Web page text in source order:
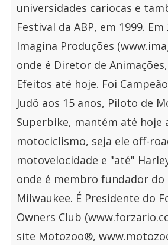
universidades cariocas e
Festival da ABP, em 1999.
Imagina Produções
onde é Diretor de
Efeitos até hoje. Foi
Judô aos 15 anos, Piloto de
Superbike, mantém até hoje
motociclismo, seja ele off-
motovelocidade e "até"
onde é membro fundador do
Milwaukee. É Presidente do
Owners Club
site Motozoo®,